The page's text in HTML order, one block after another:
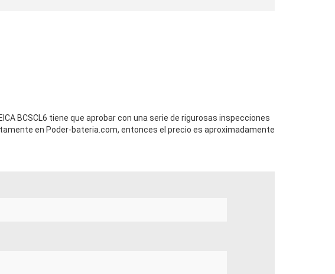
BCSCL6 tiene que aprobar con una serie de rigurosas inspecciones
en Poder-bateria.com, entonces el precio es aproximadamente